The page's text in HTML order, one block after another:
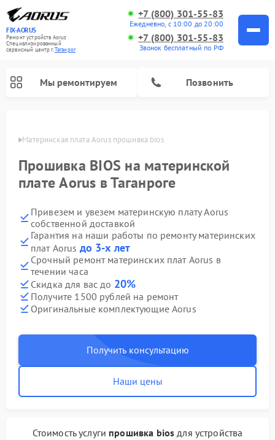
FIX-AORUS
Ремонт устройств Aorus
Специализированный
cервисный центр г.Таганрог
+7 (800) 301-55-83
Ежедневно, с 10:00 до 20:00
+7 (800) 301-55-83
Звонок бесплатный по РФ
Мы ремонтируем Позвонить
Материнская плата Aorus прошивка bios
Прошивка BIOS на материнской
плате Aorus в Таганроге
Привезем и увезем материнскую плату Aorus
собственной доставкой
Гарантия на наши работы по ремонту материнских
плат Aorus до 3-х лет
Срочный ремонт материнских плат Aorus в
течении часа
Скидка для вас до 20%
Получите 1500 рублей на ремонт
Оригинальные комплектующие Aorus
Получить консультацию
Наши цены
Стоимость услуги прошивка bios для устройства